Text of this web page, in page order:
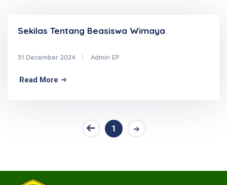
Sekilas Tentang Beasiswa Wimaya
31 December 2024 Admin EP
Read More
1